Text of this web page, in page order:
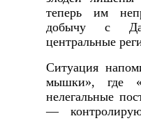
теперь им
добычу с
центральные
Ситуация
мышки», где
нелегальные
—